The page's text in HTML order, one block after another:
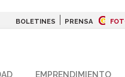
BOLETINES PRENSA
EMPRENDIMIENTO